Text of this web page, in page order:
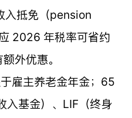
入抵免（pension
2026 年税率可省约
外优惠。
雇主养老金年金；65
入基金）、LIF（终身